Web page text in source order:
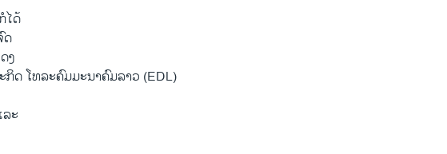
ໄດ້
ດ
ງ
ດ ໂທລະຄົມມະນາຄົມລາວ (EDL)
ະ